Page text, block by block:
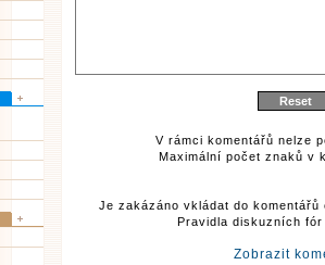
V rámci komentářů nelze
Maximální počet znaků v
Je zakázáno vkládat do
Pravidla diskuzních
Zobrazit